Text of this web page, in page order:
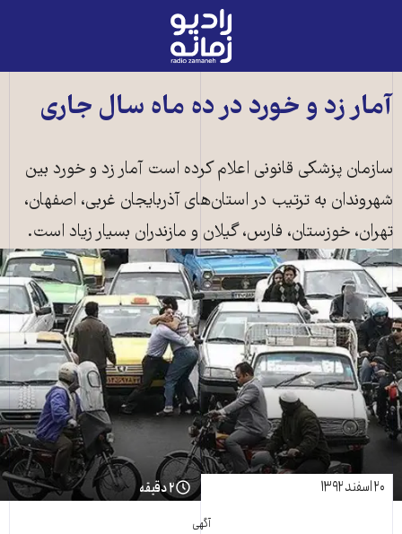
رادیو
زمانه
صفحه
آمار زد و خورد در ده ماه سال جاری
سازمان پزشکی قانونی اعلام کرده است آمار زد و خورد بین
شهروندان به ترتیب در استان‌های آذربایجان غربی، اصفهان،
تهران، خوزستان، فارس، گیلان و مازندران بسیار زیاد است.
۲۰ اسفند ۱۳۹۲ ۲ دقیقه
آگهی